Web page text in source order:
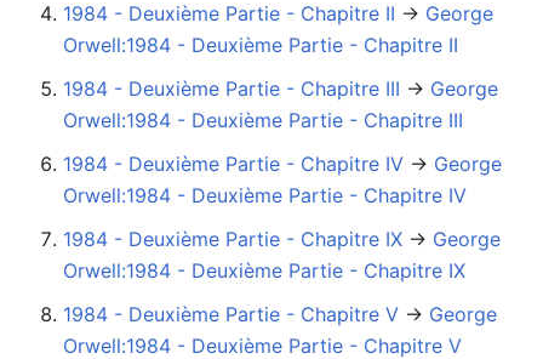
1984 - Deuxième Partie - Chapitre II →‎ George
Orwell:1984 - Deuxième Partie - Chapitre II
1984 - Deuxième Partie - Chapitre III →‎ George
Orwell:1984 - Deuxième Partie - Chapitre III
1984 - Deuxième Partie - Chapitre IV →‎ George
Orwell:1984 - Deuxième Partie - Chapitre IV
1984 - Deuxième Partie - Chapitre IX →‎ George
Orwell:1984 - Deuxième Partie - Chapitre IX
1984 - Deuxième Partie - Chapitre V →‎ George
Orwell:1984 - Deuxième Partie - Chapitre V